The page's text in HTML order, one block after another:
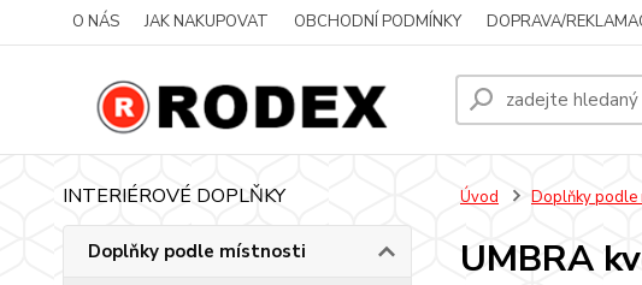
O NÁS JAK NAKUPOVAT OBCHODNÍ PODMÍNKY DOPRAVA/
INTERIÉROVÉ DOPLŇKY
Doplňky podle místnosti
Úvod Doplňky podle
UMBRA